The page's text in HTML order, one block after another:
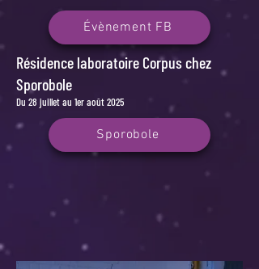
Évènement FB
Résidence laboratoire Corpus chez
Sporobole
Du 28 juillet au 1er août 2025
Sporobole